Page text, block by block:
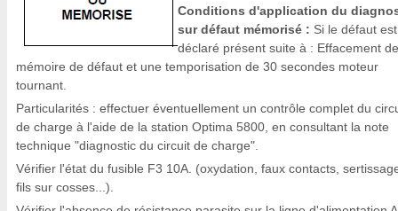
Conditions d'application du
sur défaut mémorisé : Si le défaut est
déclaré présent suite à : Effacement
mémoire de défaut et une temporisation de 30 secondes moteur
tournant.
Particularités : effectuer éventuellement un contrôle complet du
de charge à l'aide de la station Optima 5800, en consultant la note
technique "diagnostic du circuit de charge".
Vérifier l'état du fusible F3 10A. (oxydation, faux contacts,
fils sur cosses...).